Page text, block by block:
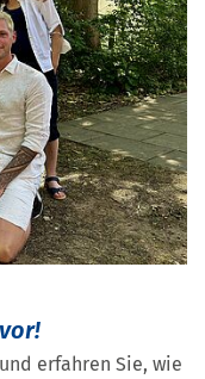
erfahren Sie, wie